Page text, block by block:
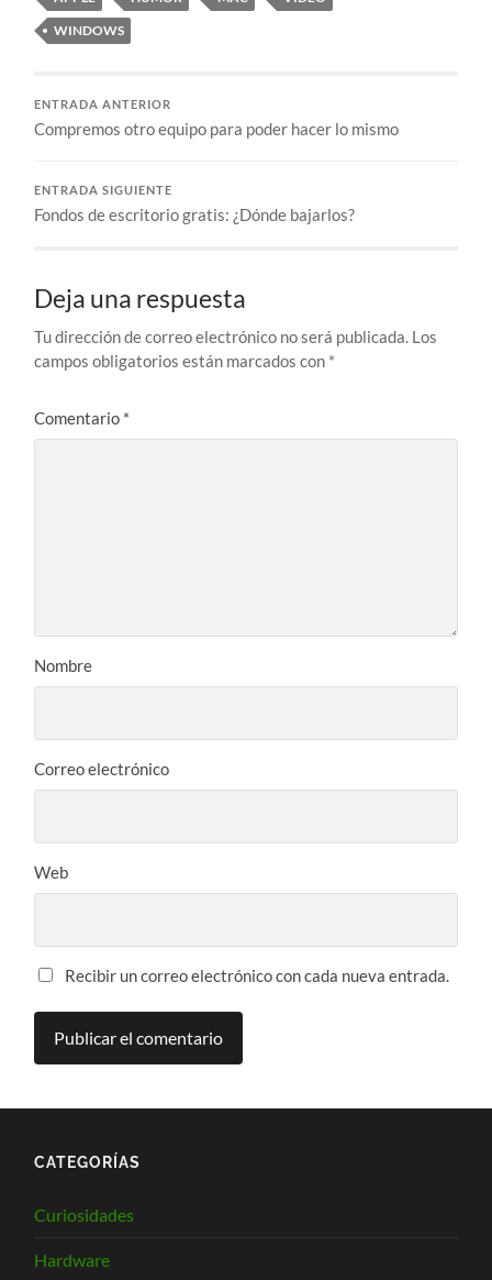
WINDOWS
ENTRADA ANTERIOR
Compremos otro equipo para poder hacer lo mismo
ENTRADA SIGUIENTE
Fondos de escritorio gratis: ¿Dónde bajarlos?
Deja una respuesta
Tu dirección de correo electrónico no será publicada. Los
campos obligatorios están marcados con *
Comentario *
Nombre
Correo electrónico
Web
Recibir un correo electrónico con cada nueva entrada.
CATEGORÍAS
Curiosidades
Hardware